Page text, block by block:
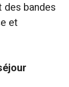
des bandes
et